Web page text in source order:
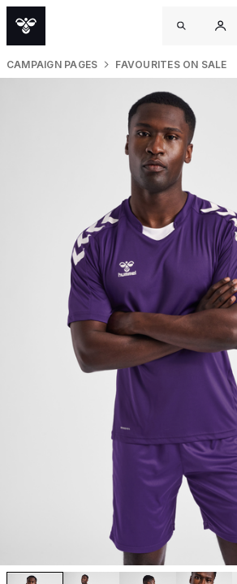
CAMPAIGN PAGES FAVOURITES ON SALE